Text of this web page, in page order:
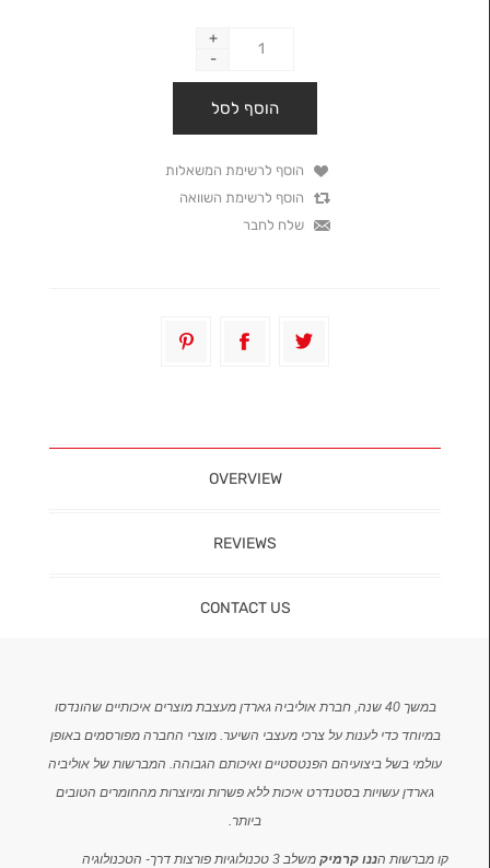
+
-
OVERVIEW
REVIEWS
CONTACT US
במשך 40 שנה, חברת אוליביה גארדן מעצבת מוצרים איכותיים שהונדסו
במיוחד כדי לענות על צרכי מעצבי השיער. מוצרי החברה מפורסמים באופן
עולמי בשל ביצועיהם הפנטסטיים ואיכותם הגבוהה. המברשות של אוליביה
גארדן עשויות בסטנדרט איכות ללא פשרות ומיוצרות מהחומרים הטובים
ביותר.
קו מברשות הננו קרמיק
משלב 3 טכנולוגיות פורצות דרך- הטכנולוגיה